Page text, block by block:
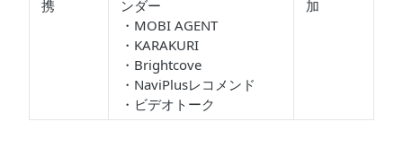
携
ンダー
・MOBI AGENT
・KARAKURI
・Brightcove
・NaviPlusレコメンド
・ビデオトーク
加